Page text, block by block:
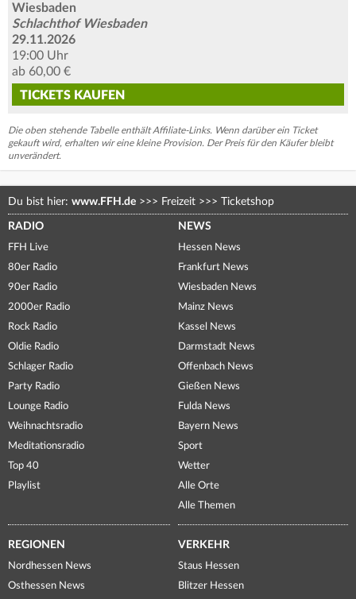
Wiesbaden
Schlachthof Wiesbaden
29.11.2026
19:00 Uhr
ab 60,00 €
TICKETS KAUFEN
Die oben stehende Tabelle enthält Affiliate-Links. Wenn darüber ein Ticket
gekauft wird, erhalten wir eine kleine Provision. Der Preis für den Käufer bleibt
unverändert.
Du bist hier: www.FFH.de >>> Freizeit >>> Ticketshop
RADIO
FFH Live
80er Radio
90er Radio
2000er Radio
Rock Radio
Oldie Radio
Schlager Radio
Party Radio
Lounge Radio
Weihnachtsradio
Meditationsradio
Top 40
Playlist
NEWS
Hessen News
Frankfurt News
Wiesbaden News
Mainz News
Kassel News
Darmstadt News
Offenbach News
Gießen News
Fulda News
Bayern News
Sport
Wetter
Alle Orte
Alle Themen
REGIONEN
Nordhessen News
Osthessen News
VERKEHR
Staus Hessen
Blitzer Hessen